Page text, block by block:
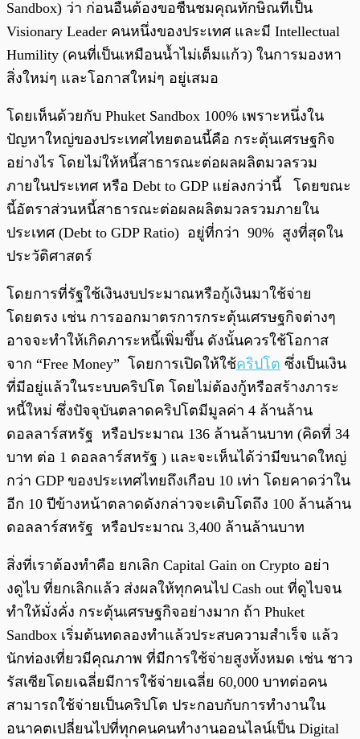
Sandbox) ว่า ก่อนอื่นต้องขอชื่นชมคุณทักษิณที่เป็น
Visionary Leader คนหนึ่งของประเทศ และมี Intellectual
Humility (คนที่เป็นเหมือนน้ำไม่เต็มแก้ว) ในการมองหา
สิ่งใหม่ๆ และโอกาสใหม่ๆ อยู่เสมอ
โดยเห็นด้วยกับ Phuket Sandbox 100% เพราะหนึ่งใน
ปัญหาใหญ่ของประเทศไทยตอนนี้คือ กระตุ้นเศรษฐกิจ
อย่างไร โดยไม่ให้หนี้สาธารณะต่อผลผลิตมวลรวม
ภายในประเทศ หรือ Debt to GDP แย่ลงกว่านี้ โดยขณะ
นี้อัตราส่วนหนี้สาธารณะต่อผลผลิตมวลรวมภายใน
ประเทศ (Debt to GDP Ratio) อยู่ที่กว่า 90% สูงที่สุดใน
ประวัติศาสตร์
โดยการที่รัฐใช้เงินงบประมาณหรือกู้เงินมาใช้จ่าย
โดยตรง เช่น การออกมาตรการกระตุ้นเศรษฐกิจต่างๆ
อาจจะทำให้เกิดภาระหนี้เพิ่มขึ้น ดังนั้นควรใช้โอกาส
จาก “Free Money” โดยการเปิดให้ใช้คริปโต ซึ่งเป็นเงิน
ที่มีอยู่แล้วในระบบคริปโต โดยไม่ต้องกู้หรือสร้างภาระ
หนี้ใหม่ ซึ่งปัจจุบันตลาดคริปโตมีมูลค่า 4 ล้านล้าน
ดอลลาร์สหรัฐ หรือประมาณ 136 ล้านล้านบาท (คิดที่ 34
บาท ต่อ 1 ดอลลาร์สหรัฐ ) และจะเห็นได้ว่ามีขนาดใหญ่
กว่า GDP ของประเทศไทยถึงเกือบ 10 เท่า โดยคาดว่าใน
อีก 10 ปีข้างหน้าตลาดดังกล่าวจะเติบโตถึง 100 ล้านล้าน
ดอลลาร์สหรัฐ หรือประมาณ 3,400 ล้านล้านบาท
สิ่งที่เราต้องทำคือ ยกเลิก Capital Gain on Crypto อย่า
งดูไบ ที่ยกเลิกแล้ว ส่งผลให้ทุกคนไป Cash out ที่ดูไบจน
ทำให้มั่งคั่ง กระตุ้นเศรษฐกิจอย่างมาก ถ้า Phuket
Sandbox เริ่มต้นทดลองทำแล้วประสบความสำเร็จ แล้ว
นักท่องเที่ยวมีคุณภาพ ที่มีการใช้จ่ายสูงทั้งหมด เช่น ชาว
รัสเซียโดยเฉลี่ยมีการใช้จ่ายเฉลี่ย 60,000 บาทต่อคน
สามารถใช้จ่ายเป็นคริปโต ประกอบกับการทำงานใน
อนาคตเปลี่ยนไปที่ทุกคนคนทำงานออนไลน์เป็น Digital